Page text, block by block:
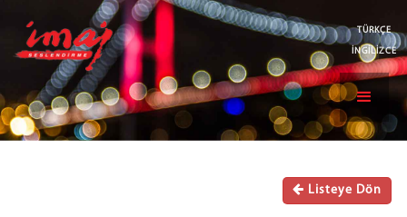
TÜRKÇE
İNGİLİZCE
Listeye Dön